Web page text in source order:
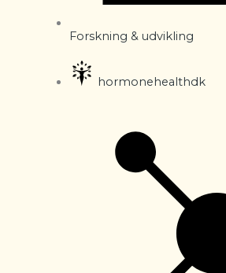
Forskning & udvikling
hormonehealthdk